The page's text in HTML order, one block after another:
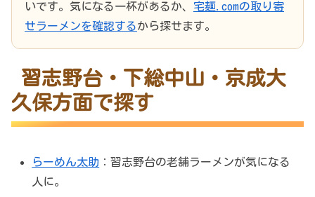
いです。気になる一杯があるか、 宅麺.comの取り寄
せラーメンを確認するから探せます。
習志野台・下総中山・京成大
久保方面で探す
らーめん太助 ：習志野台の老舗ラーメンが気になる
人に。